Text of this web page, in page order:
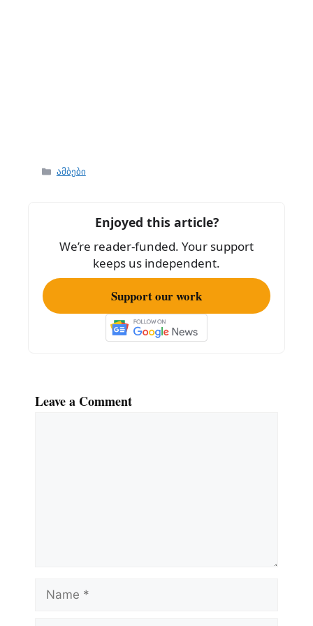
Categories
ამბები
Enjoyed this article?
We’re reader-funded. Your support
keeps us independent.
Support our work
Leave a Comment
Name